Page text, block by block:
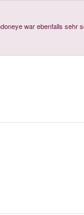
war ebenfalls sehr